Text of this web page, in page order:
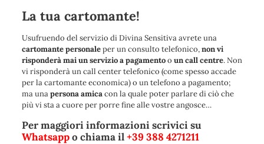
La tua cartomante!
Usufruendo del servizio di Divina Sensitiva avrete una
cartomante personaleper un consulto telefonico,non vi
risponderà mai un servizio a pagamentoo un call centre. Non
vi risponderà un call center telefonico (come spesso accade
per la cartomante economica) o un telefono a pagamento;
ma unapersona amicacon la quale poter parlare di ciò che
più vi sta a cuore per porre fine alle vostre angosce…
Per maggiori informazioni scrivici su
Whatsappo chiama il+39 388 4271211